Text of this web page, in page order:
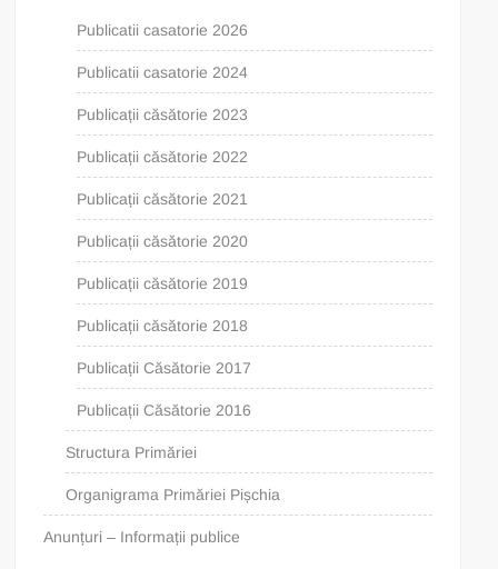
Publicatii casatorie 2026
Publicatii casatorie 2024
Publicații căsătorie 2023
Publicații căsătorie 2022
Publicații căsătorie 2021
Publicații căsătorie 2020
Publicații căsătorie 2019
Publicații căsătorie 2018
Publicații Căsătorie 2017
Publicații Căsătorie 2016
Structura Primăriei
Organigrama Primăriei Pișchia
Anunțuri – Informații publice